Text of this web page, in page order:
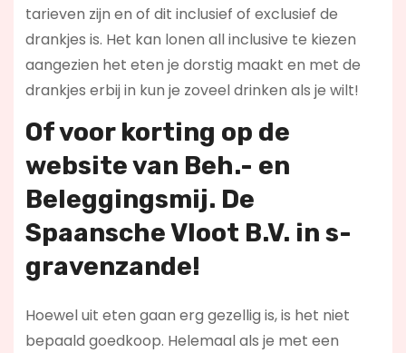
tarieven zijn en of dit inclusief of exclusief de
drankjes is. Het kan lonen all inclusive te kiezen
aangezien het eten je dorstig maakt en met de
drankjes erbij in kun je zoveel drinken als je wilt!
Of voor korting op de
website van Beh.- en
Beleggingsmij. De
Spaansche Vloot B.V. in s-
gravenzande!
Hoewel uit eten gaan erg gezellig is, is het niet
bepaald goedkoop. Helemaal als je met een